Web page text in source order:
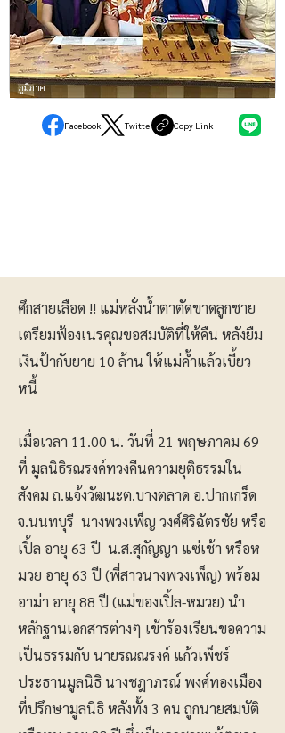
ภูมิภาค
Facebook Twitter Copy Link
ศึกสายเลือด !! แม่หลั่งน้ำตาตัดขาดลูกชาย
เตรียมฟ้องเนรคุณขอสมบัติที่ให้คืน หลังยืม
เงินป้ากับยาย 10 ล้าน ให้แม่ค้ำแล้วเบี้ยว
หนี้
เมื่อเวลา 11.00 น. วันที่ 21 พฤษภาคม 69
ที่ มูลนิธิรณรงค์ทวงคืนความยุติธรรมใน
สังคม ถ.แจ้งวัฒนะต.บางตลาด อ.ปากเกร็ด
จ.นนทบุรี นางพวงเพ็ญ วงศ์ศิริฉัตรชัย หรือ
เปิ้ล อายุ 63 ปี น.ส.สุกัญญา แซ่เช้า หรือห
มวย อายุ 63 ปี (พี่สาวนางพวงเพ็ญ) พร้อม
อาม่า อายุ 88 ปี (แม่ของเปิ้ล-หมวย) นำ
หลักฐานเอกสารต่างๆ เข้าร้องเรียนขอความ
เป็นธรรมกับ นายรณณรงค์ แก้วเพ็ชร์
ประธานมูลนิธิ นางชฎาภรณ์ พงศ์ทองเมือง
ที่ปรึกษามูลนิธิ หลังทั้ง 3 คน ถูกนายสมบัติ